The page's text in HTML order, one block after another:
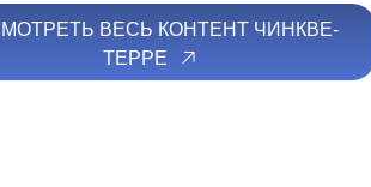
ВЕСЬ КОНТЕНТ ЧИНКВЕ-
ТЕРРЕ